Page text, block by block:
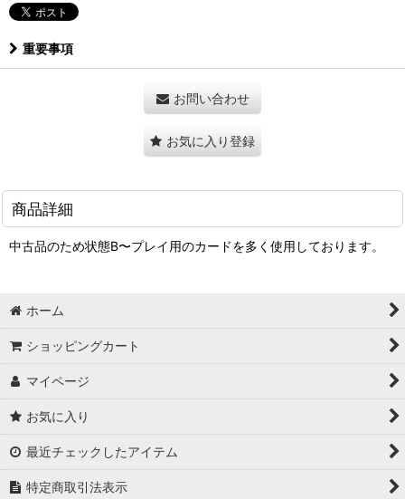
重要事項
お問い合わせ
お気に入り登録
商品詳細
中古品のため状態B〜プレイ用のカードを多く使用しております。
ホーム
ショッピングカート
マイページ
お気に入り
最近チェックしたアイテム
特定商取引法表示